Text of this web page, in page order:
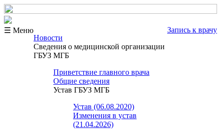
☰ Меню
Запись к врачу
Новости
Сведения о медицинской организации
ГБУЗ МГБ
Приветствие главного врача
Общие сведения
Устав ГБУЗ МГБ
Устав (06.08.2020)
Изменения в устав
(21.04.2026)